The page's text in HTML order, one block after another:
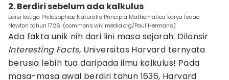
2. Berdiri sebelum ada kalkulus
Edisi ketiga Philosophiæ Naturalis Principia Mathematica karya Isaac
Newton tahun 1726. (commons.wikimedia.org/Paul Hermans)
Ada fakta unik nih dari lini masa sejarah. Dilansir
Interesting Facts, Universitas Harvard ternyata
berusia lebih tua daripada ilmu kalkulus! Pada
masa-masa awal berdiri tahun 1636, Harvard